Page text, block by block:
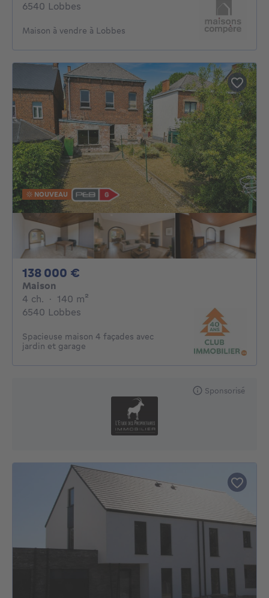
6540 Lobbes
Maison à vendre à Lobbes
NOUVEAU
138 000 €
Maison
4 ch. 4 chambres
· 140 m²
6540 Lobbes
Spacieuse maison 4 façades avec
jardin et garage
Sponsorisé